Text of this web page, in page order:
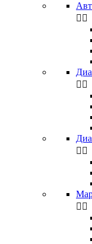
 
 
 
 